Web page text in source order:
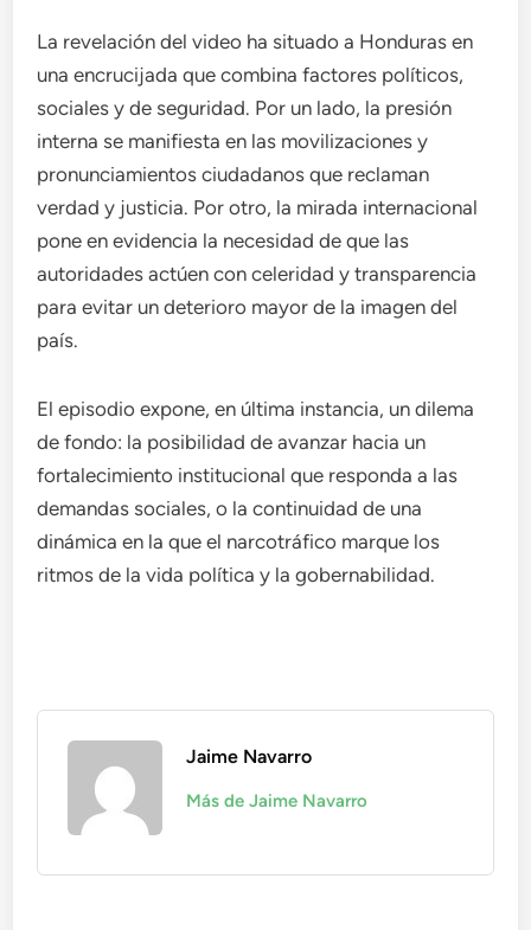
La revelación del video ha situado a Honduras en
una encrucijada que combina factores políticos,
sociales y de seguridad. Por un lado, la presión
interna se manifiesta en las movilizaciones y
pronunciamientos ciudadanos que reclaman
verdad y justicia. Por otro, la mirada internacional
pone en evidencia la necesidad de que las
autoridades actúen con celeridad y transparencia
para evitar un deterioro mayor de la imagen del
país.
El episodio expone, en última instancia, un dilema
de fondo: la posibilidad de avanzar hacia un
fortalecimiento institucional que responda a las
demandas sociales, o la continuidad de una
dinámica en la que el narcotráfico marque los
ritmos de la vida política y la gobernabilidad.
Jaime Navarro
Más de Jaime Navarro